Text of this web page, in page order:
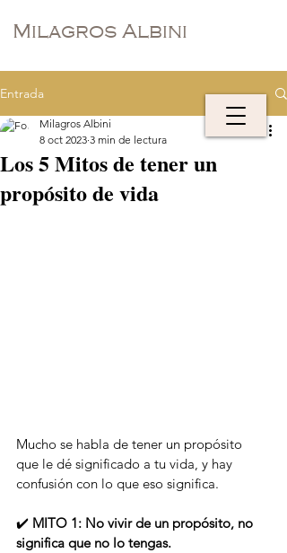
Milagros Albini
Entrada
Los 5 Mitos de tener un
propósito de vida
Milagros Albini
8 oct 2023 3 min de lectura
Mucho se habla de tener un propósito
que le dé significado a tu vida, y hay
confusión con lo que eso significa.
✔️ MITO 1: No vivir de un propósito, no
significa que no lo tengas.